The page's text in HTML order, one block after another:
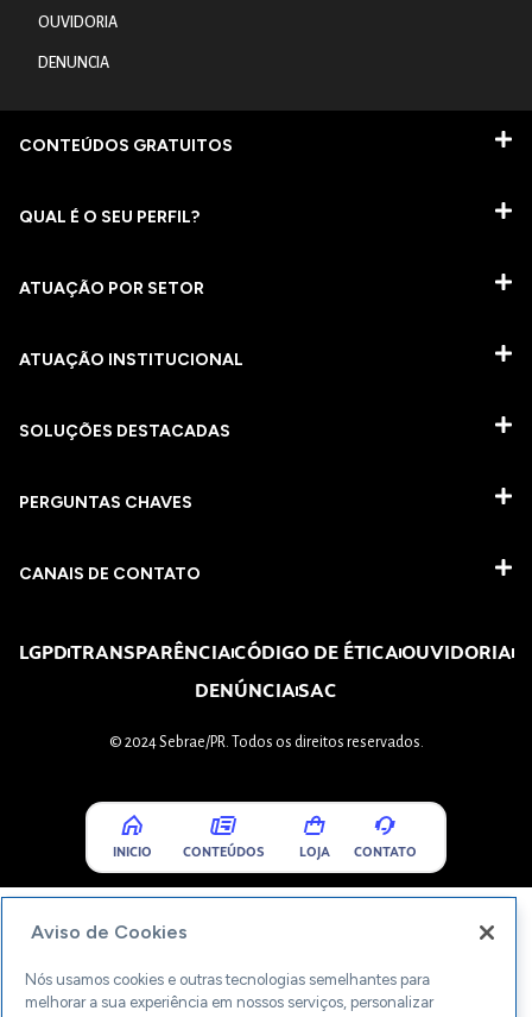
OUVIDORIA
DENUNCIA
CONTEÚDOS GRATUITOS
QUAL É O SEU PERFIL?
ATUAÇÃO POR SETOR
ATUAÇÃO INSTITUCIONAL
SOLUÇÕES DESTACADAS
PERGUNTAS CHAVES​
CANAIS DE CONTATO
LGPDTRANSPARÊNCIACÓDIGO DE ÉTICAOUVIDORIA
DENÚNCIASAC
© 2024 Sebrae/PR. Todos os direitos reservados.
INICIO CONTEÚDOS LOJA CONTATO
Aviso de Cookies
Nós usamos cookies e outras tecnologias semelhantes para
melhorar a sua experiência em nossos serviços, personalizar